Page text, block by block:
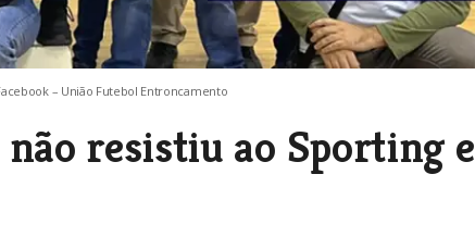
– União Futebol Entroncamento
resistiu ao Sporting e